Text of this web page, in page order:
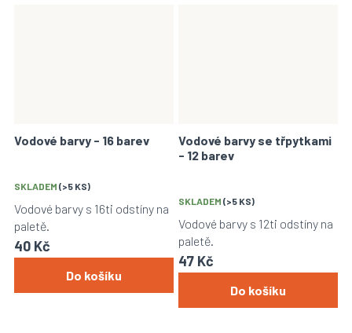
Vodové barvy - 16 barev
SKLADEM (>5 KS)
40 Kč
Do košíku
Vodové barvy s 16ti odstíny na
paletě.
Vodové barvy se třpytkami
- 12 barev
SKLADEM (>5 KS)
47 Kč
Do košíku
Vodové barvy s 12ti odstíny na
paletě.